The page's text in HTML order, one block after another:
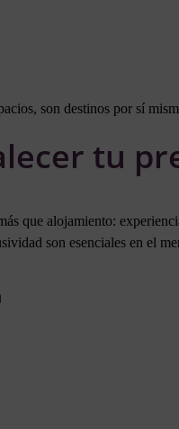
son destinos por sí
tu
que alojamiento:
son esenciales en el